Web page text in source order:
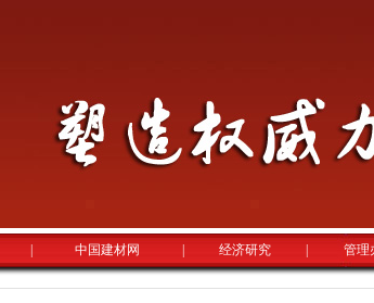
中国建材网 经济研究 管理